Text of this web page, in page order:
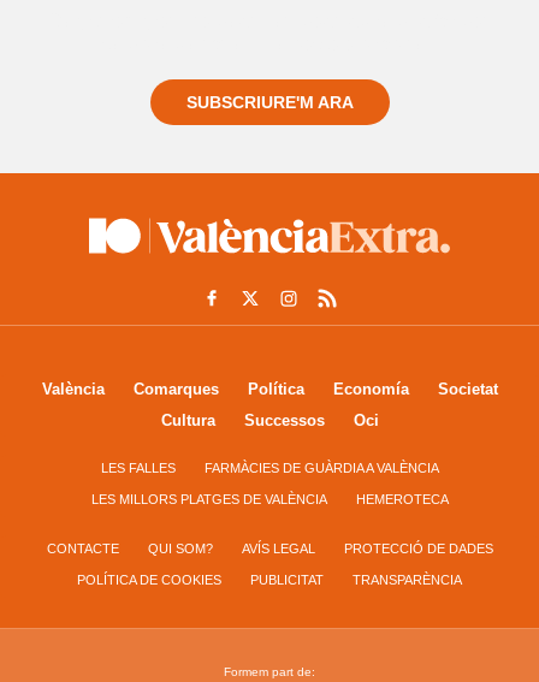
SUBSCRIURE'M ARA
València Comarques Política Economía
Societat
Cultura
Successos Oci
LES FALLES FARMÀCIES DE GUÀRDIA A VALÈNCIA
LES MILLORS PLATGES DE VALÈNCIA HEMEROTECA
CONTACTE QUI SOM? AVÍS LEGAL PROTECCIÓ DE DADES
POLÍTICA DE COOKIES PUBLICITAT TRANSPARÈNCIA
Formem part de: